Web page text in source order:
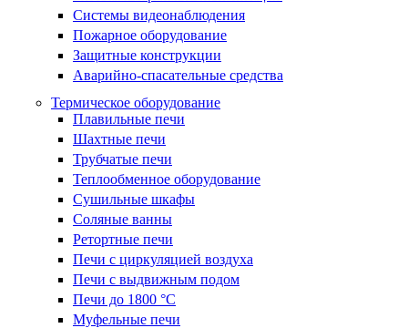
Системы видеонаблюдения
Пожарное оборудование
Защитные конструкции
Аварийно-спасательные средства
Термическое оборудование
Плавильные печи
Шахтные печи
Трубчатые печи
Теплообменное оборудование
Сушильные шкафы
Соляные ванны
Ретортные печи
Печи с циркуляцией воздуха
Печи с выдвижным подом
Печи до 1800 °C
Муфельные печи